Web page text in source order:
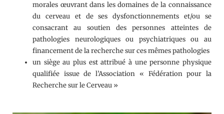
morales œuvrant dans les domaines de la connaissance
du cerveau et de ses dysfonctionnements et/ou se
consacrant au soutien des personnes atteintes de
pathologies neurologiques ou psychiatriques ou au
financement de la recherche sur ces mêmes pathologies
un siège au plus est attribué à une personne physique
qualifiée issue de l’Association « Fédération pour la
Recherche sur le Cerveau »